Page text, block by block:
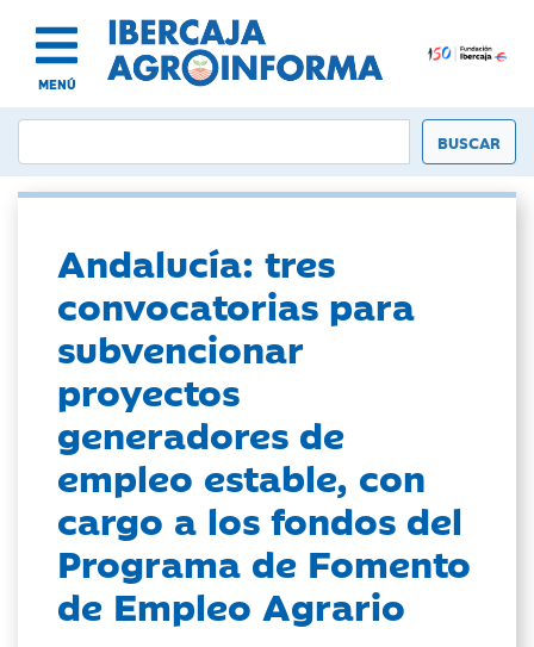
MENÚ
Andalucía: tres
convocatorias para
subvencionar
proyectos
generadores de
empleo estable, con
cargo a los fondos del
Programa de Fomento
de Empleo Agrario